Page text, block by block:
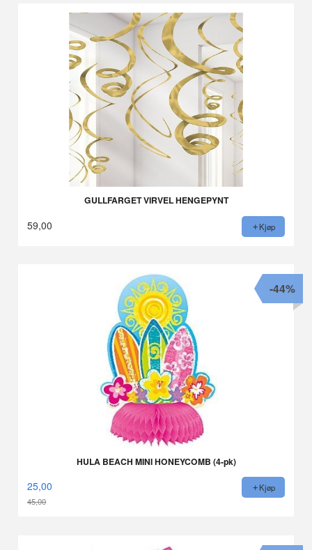
GULLFARGET VIRVEL HENGEPYNT
59,00 Kjøp
HULA BEACH MINI HONEYCOMB (4-pk)
25,00
45,00
-44%
Kjøp